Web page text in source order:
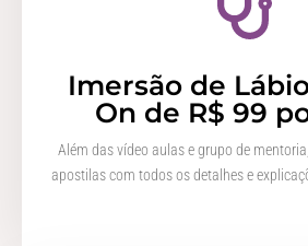
Imersão de
On de R$ 99
Além das vídeo aulas e grupo de
apostilas com todos os detalhes e